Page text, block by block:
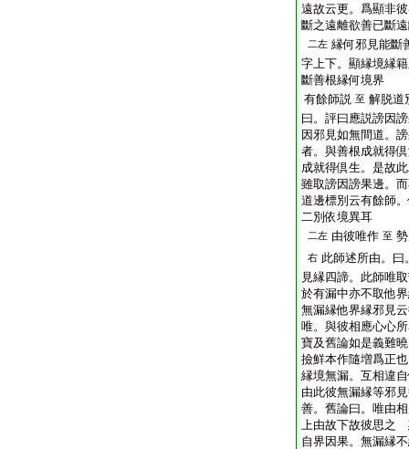
遠故云更。爲顯非
斷之遠離欲善已斷
二左 縁何邪見能
字上下。顯縁境縁
斷善根縁何境界
有餘師説 至 解脱
曰。評曰應説謗因
因邪見如無間道。
者。與善根成就得
成就得倶生。是故
雖取謗因謗果邊。
道邊標別云有餘師
二別依境異耳
二左 由彼唯作 至
右 此師述所由。曰
見縁四諦。此師唯
於有漏中亦不取他
無漏縁他界縁邪見
唯。與彼相應心心
寶及舊論如是義難
撿鮮本作隨増爲正
縁境無漏。互相違
由此彼無漏縁等邪
善。舊論曰。唯由
上由故下故彼思之
自界因果。無漏縁